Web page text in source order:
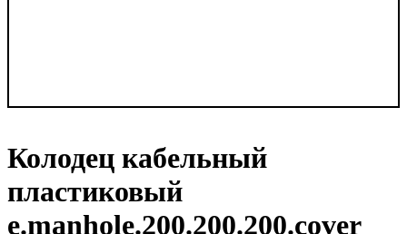
Колодец кабельный
пластиковый
e.manhole.200.200.200.cover